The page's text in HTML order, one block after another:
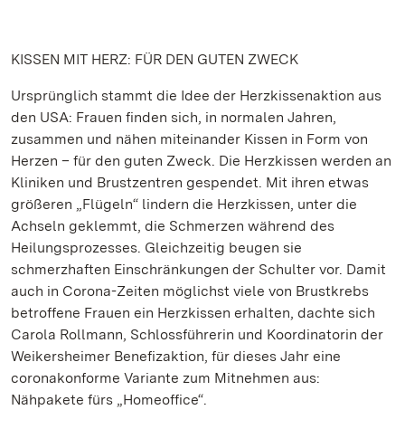
KISSEN MIT HERZ: FÜR DEN GUTEN ZWECK
Ursprünglich stammt die Idee der Herzkissenaktion aus
den USA: Frauen finden sich, in normalen Jahren,
zusammen und nähen miteinander Kissen in Form von
Herzen – für den guten Zweck. Die Herzkissen werden an
Kliniken und Brustzentren gespendet. Mit ihren etwas
größeren „Flügeln“ lindern die Herzkissen, unter die
Achseln geklemmt, die Schmerzen während des
Heilungsprozesses. Gleichzeitig beugen sie
schmerzhaften Einschränkungen der Schulter vor. Damit
auch in Corona-Zeiten möglichst viele von Brustkrebs
betroffene Frauen ein Herzkissen erhalten, dachte sich
Carola Rollmann, Schlossführerin und Koordinatorin der
Weikersheimer Benefizaktion, für dieses Jahr eine
coronakonforme Variante zum Mitnehmen aus:
Nähpakete fürs „Homeoffice“.